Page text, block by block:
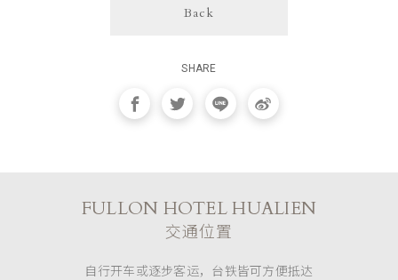
Back
SHARE
FULLON HOTEL HUALIEN
交通位置
自行开车或逐步客运，台铁皆可方便抵达